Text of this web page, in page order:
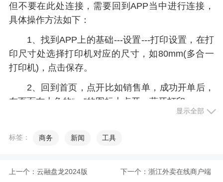
但不要在此处连接，需要回到APP当中进行连接，
具体操作方法如下：
1、找到APP上的基础---设置---打印设置，在打
印尺寸处选择打印机对应的尺寸，如80mm(多合一
打印机)，点击保存。
2、回到首页，点开比如销售单，成功开单后，
在页面右上角的“···”的图标上点开，蓝牙打印。
中，页面右下角提示打印数据发送成功，则打印机
软件特色
显示全部
标签： 商务 新闻 工具
上一个： 云融盘龙2024版 下一个： 浙江外卖在线商户端